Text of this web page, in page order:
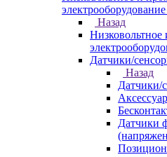
электрооборудование
Назад
Датчики/
Назад
Датчики/
Датчики